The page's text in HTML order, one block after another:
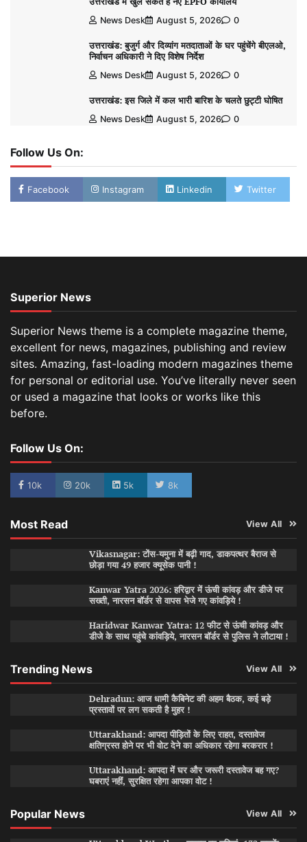
News Desk August 5, 2026 0
उत्तराखंड: बुजुर्ग और दिव्यांग मतदाताओं के घर पहुंचेंगे बीएलओ,
निर्वाचन अधिकारी ने दिए विशेष निर्देश
News Desk August 5, 2026 0
उत्तराखंड: इस जिले में कल भारी बारिश के चलते छुट्टी घोषित
News Desk August 5, 2026 0
Follow Us On:
Facebook Instagram Linkedin Twitter
Superior News
Superior News theme is a complete magazine theme,
excellent for news, magazines, publishing and review
sites. Amazing, fast-loading modern magazines theme
for personal or editorial use. You’ve literally never seen
or used a magazine that looks or works like this
before.
Follow Us On:
10k 20k 5k 8k
Most Read View All
Vikasnagar: टोंस-यमुना में बढ़ी गाद, डाकपत्थर बैराज से
छोड़ा गया 49 हजार क्यूसेक पानी !
Kanwar Yatra 2026: हरिद्वार में ऊंची कांवड़ और डीजे पर
सख्ती, नारसन बॉर्डर से वापस भेजे गए कांवड़िये !
Haridwar Kanwar Yatra: 12 फीट से ऊंची कांवड़ और
डीजे के साथ पहुंचे कांवड़िये, नारसन बॉर्डर से पुलिस ने लौटाया !
Trending News View All
Dehradun: आज धामी कैबिनेट की अहम बैठक, कई बड़े
प्रस्तावों पर लग सकती है मुहर !
Uttarakhand: आपदा पीड़ितों के लिए राहत, दस्तावेज
क्षतिग्रस्त होने पर भी वोट देने का अधिकार रहेगा बरकरार !
Uttarakhand: आपदा में घर और जरूरी दस्तावेज बह गए?
घबराएं नहीं, सुरक्षित रहेगा आपका वोट !
Popular News View All